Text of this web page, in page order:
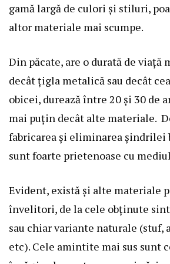
gamă largă de culori și stiluri,
altor materiale mai scumpe.
Din păcate, are o durată de viață
decât țigla metalică sau decât
obicei, durează între 20 și 30 de
mai puțin decât alte materiale.
fabricarea și eliminarea șindrilei
sunt foarte prietenoase cu
Evident, există și alte materiale
învelitori, de la cele obținute
sau chiar variante naturale (stuf,
etc). Cele amintite mai sus sunt